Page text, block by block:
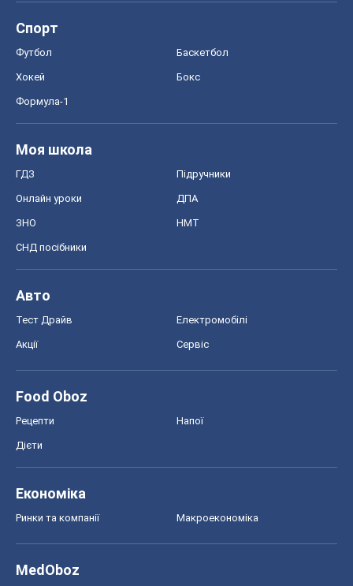
Спорт
Футбол Баскетбол
Хокей Бокс
Формула-1
Моя школа
ГДЗ Підручники
Онлайн уроки ДПА
ЗНО НМТ
СНД посібники
Авто
Тест Драйв Електромобілі
Акції Сервіс
Food Oboz
Рецепти Напої
Дієти
Економіка
Ринки та компанії Макроекономіка
MedOboz